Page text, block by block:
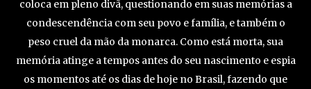
coloca em pleno divã, questionando em suas memórias a
condescendência com seu povo e família, e também o
peso cruel da mão da monarca. Como está morta, sua
memória atinge a tempos antes do seu nascimento e espia
os momentos até os dias de hoje no Brasil, fazendo que